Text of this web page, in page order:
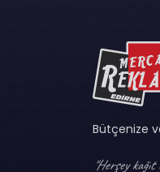
Bütçenize
"Herşey